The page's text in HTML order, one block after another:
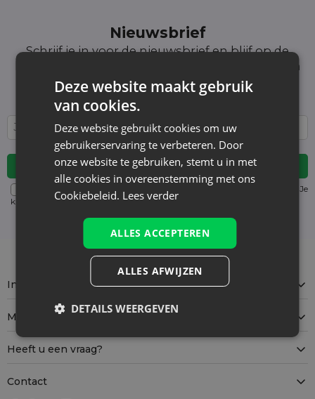
Nieuwsbrief
Schrijf je in voor de nieuwsbrief en blijf op de
hoogte van het laatste nieuws en aanbiedingen
Wij informeren en tonen nieuws - zonder
onnodige spam. Blijf regelmatig bij ons!
Voor details over gegevensverwerking, zie onze Privacyverklaring. Je
kunt je op elk moment zonder kostenuitschrijven
Informatie
Mijn account
Heeft u een vraag?
Contact
Deze website maakt gebruik
van cookies.
Deze website gebruikt cookies om uw
gebruikerservaring te verbeteren. Door
onze website te gebruiken, stemt u in met
alle cookies in overeenstemming met ons
Cookiebeleid. Lees verder
ALLES ACCEPTEREN
ALLES AFWIJZEN
DETAILS WEERGEVEN